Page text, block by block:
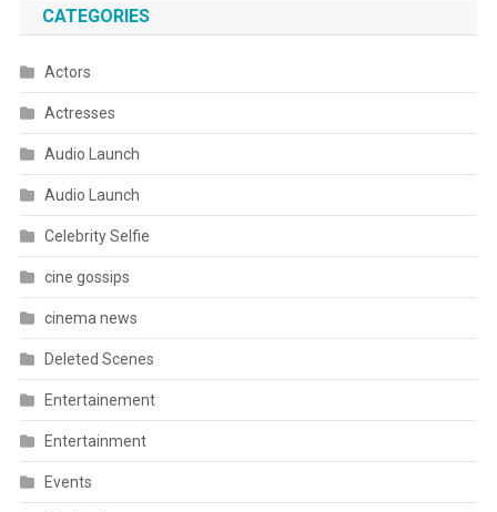
CATEGORIES
Actors
Actresses
Audio Launch
Audio Launch
Celebrity Selfie
cine gossips
cinema news
Deleted Scenes
Entertainement
Entertainment
Events